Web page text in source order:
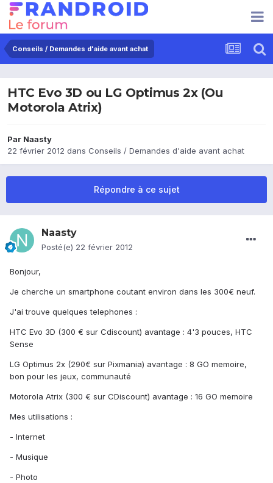
Conseils / Demandes d'aide avant achat
HTC Evo 3D ou LG Optimus 2x (Ou
Motorola Atrix)
Par Naasty
22 février 2012 dans Conseils / Demandes d'aide avant achat
Répondre à ce sujet
Naasty
Posté(e) 22 février 2012
Bonjour,
Je cherche un smartphone coutant environ dans les 300€ neuf.
J'ai trouve quelques telephones :
HTC Evo 3D (300 € sur Cdiscount) avantage : 4'3 pouces, HTC
Sense
LG Optimus 2x (290€ sur Pixmania) avantage : 8 GO memoire,
bon pour les jeux, communauté
Motorola Atrix (300 € sur CDiscount) avantage : 16 GO memoire
Mes utilisations :
- Internet
- Musique
- Photo